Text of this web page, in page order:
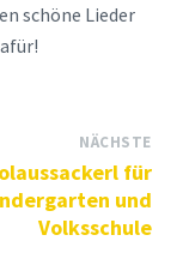
schöne Lieder
NÄCHSTE
für
und
Volksschule